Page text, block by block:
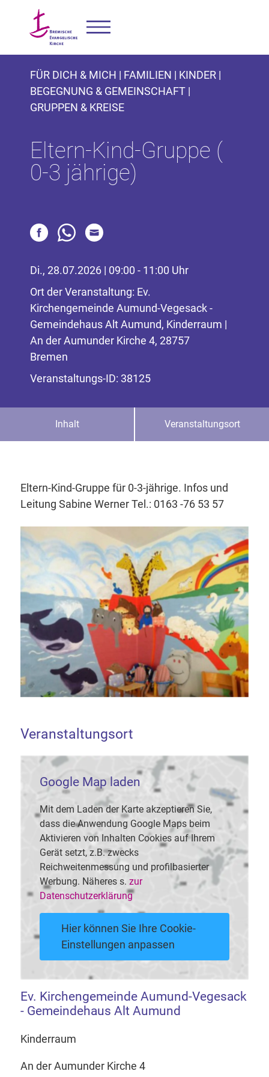
FÜR DICH & MICH | FAMILIEN | KINDER |
BEGEGNUNG & GEMEINSCHAFT |
GRUPPEN & KREISE
Eltern-Kind-Gruppe (
0-3 jährige)
Di., 28.07.2026 | 09:00 - 11:00 Uhr
Ort der Veranstaltung: Ev.
Kirchengemeinde Aumund-Vegesack -
Gemeindehaus Alt Aumund, Kinderraum |
An der Aumunder Kirche 4, 28757
Bremen
Veranstaltungs-ID: 38125
Inhalt Veranstaltungsort
Eltern-Kind-Gruppe für 0-3-jährige. Infos und
Leitung Sabine Werner Tel.: 0163 -76 53 57
Veranstaltungsort
Google Map laden
Mit dem Laden der Karte akzeptieren Sie,
dass die Anwendung Google Maps beim
Aktivieren von Inhalten Cookies auf Ihrem
Gerät setzt, z.B. zwecks
Reichweitenmessung und profilbasierter
Werbung. Näheres s. zur
Datenschutzerklärung
Hier können Sie Ihre Cookie-
Einstellungen anpassen
Ev. Kirchengemeinde Aumund-Vegesack
- Gemeindehaus Alt Aumund
Kinderraum
An der Aumunder Kirche 4